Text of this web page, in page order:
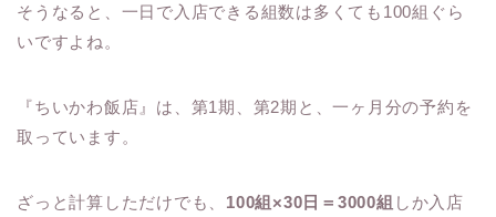
そうなると、一日で入店できる組数は多くても100組ぐら
いですよね。
『ちいかわ飯店』は、第1期、第2期と、一ヶ月分の予約を
取っています。
ざっと計算しただけでも、 100組×30日＝3000組 しか入店